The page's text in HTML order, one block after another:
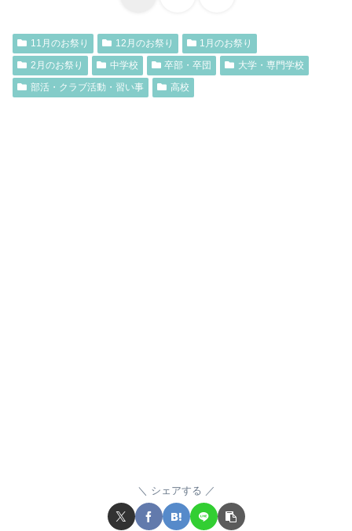
11月のお祭り 12月のお祭り
1月のお祭り
2月のお祭り
中学校 卒部・卒団
大学・専門学校
部活・クラブ活動・習い事
高校
シェアする